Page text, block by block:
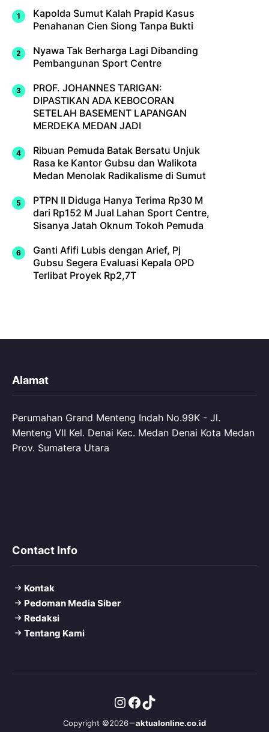
Kapolda Sumut Kalah Prapid Kasus
Penahanan Cien Siong Tanpa Bukti
Nyawa Tak Berharga Lagi Dibanding
Pembangunan Sport Centre
PROF. JOHANNES TARIGAN:
DIPASTIKAN ADA KEBOCORAN
SETELAH BASEMENT LAPANGAN
MERDEKA MEDAN JADI
Ribuan Pemuda Batak Bersatu Unjuk
Rasa ke Kantor Gubsu dan Walikota
Medan Menolak Radikalisme di Sumut
PTPN II Diduga Hanya Terima Rp30 M
dari Rp152 M Jual Lahan Sport Centre,
Sisanya Jatah Oknum Tokoh Pemuda
Ganti Afifi Lubis dengan Arief, Pj
Gubsu Segera Evaluasi Kepala OPD
Terlibat Proyek Rp2,7T
Alamat
Perumahan Grand Menteng Indah No.99K - Jl.
Menteng VII Kel. Denai Kec. Medan Denai Kota Medan
Prov. Sumatera Utara
Contact Info
Kontak
Pedoman Media Siber
Redaksi
Tentang Kami
Copyright ©2026 aktualonline.co.id
Instagram
Facebook
TikTok